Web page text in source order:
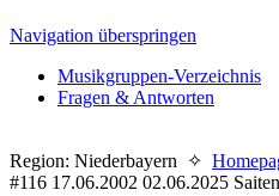
Navigation überspringen
Musikgruppen-Verzeichnis
Fragen & Antworten
Region: Niederbayern ✧
#116 17.06.2002 02.06.2025